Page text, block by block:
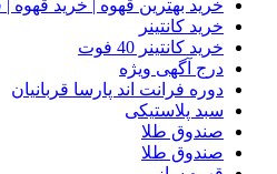
خرید بهترین قهوه | خرید قهوه |
خرید کانتینر
خرید کانتینر 40 فوت
درج آگهی ویژه
دوره فرانت اند پارسا قربانیان
سبد پلاستیکی
صندوق طلا
صندوق طلا